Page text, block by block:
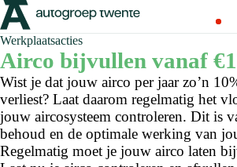
Werkplaatsacties
Airco bijvullen vanaf
Wist je dat jouw airco per jaar zo’n
verliest? Laat daarom regelmatig het
jouw aircosysteem controleren. Dit is
behoud en de optimale werking van
Regelmatig moet je jouw airco laten